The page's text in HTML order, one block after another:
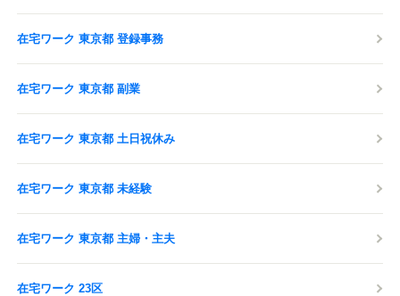
在宅ワーク 東京都 登録事務
在宅ワーク 東京都 副業
在宅ワーク 東京都 土日祝休み
在宅ワーク 東京都 未経験
在宅ワーク 東京都 主婦・主夫
在宅ワーク 23区